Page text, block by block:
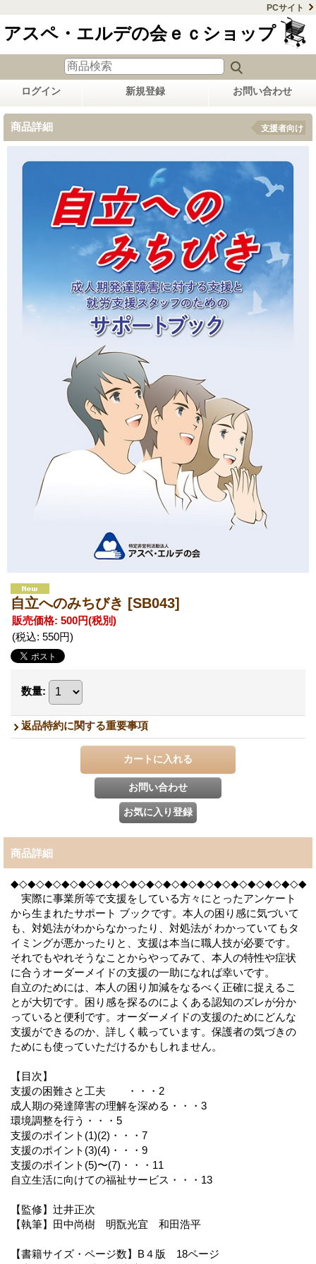
PCサイト
アスペ・エルデの会ｅｃショップ
ログイン 新規登録 お問い合わせ
商品詳細 支援者向け
自立へのみちびき [SB043]
販売価格: 500円(税別)
(税込: 550円)
数量:
返品特約に関する重要事項
商品詳細
◆◇◆◇◆◇◆◇◆◇◆◇◆◇◆◇◆◇◆◇◆◇◆◇◆◇◆◇◆◇◆◇◆◇◆
実際に事業所等で支援をしている方々にとったアンケート
から生まれたサポート ブックです。本人の困り感に気づいて
も、対処法がわからなかったり、対処法が わかっていてもタ
イミングが悪かったりと、支援は本当に職人技が必要です。
それでもやれそうなことからやってみて、本人の特性や症状
に合うオーダーメイドの支援の一助になれば幸いです。
自立のためには、本人の困り加減をなるべく正確に捉えるこ
とが大切です。困り感を探るのによくある認知のズレが分か
っていると便利です。オーダーメイドの支援のためにどんな
支援ができるのか、詳しく載っています。保護者の気づきの
ためにも使っていただけるかもしれません。
【目次】
支援の困難さと工夫 ・・・2
成人期の発達障害の理解を深める・・・3
環境調整を行う・・・5
支援のポイント(1)(2)・・・7
支援のポイント(3)(4)・・・9
支援のポイント(5)〜(7)・・・11
自立生活に向けての福祉サービス・・・13
【監修】辻井正次
【執筆】田中尚樹 明翫光宜 和田浩平
【書籍サイズ・ページ数】B４版 18ページ